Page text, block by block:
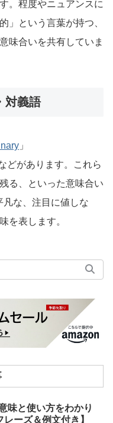
。程度やニュアンスに
」という言葉が持つ、
味合いを共有していま
対義語
」
どがあります。これら
る、といった意味合い
な、注目に値しな
を表します。
味と使い方をわかり
ーズ＆例文付き】